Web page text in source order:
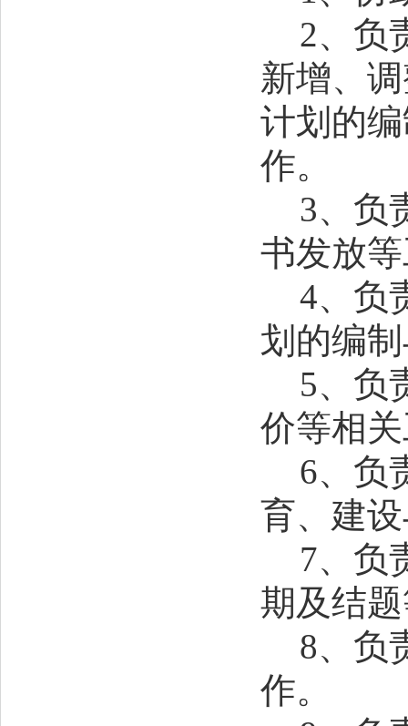
2、 负
新增、
计划的
作。
3、负
书发放
4、 负
划的编
5、 负
价等相
6、 负
育、建
7、 负
期及结题
8、 负
作。